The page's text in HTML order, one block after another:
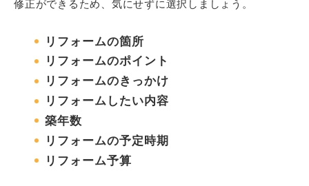
修正ができるため、気にせずに選択しましょう。
リフォームの箇所
リフォームのポイント
リフォームのきっかけ
リフォームしたい内容
築年数
リフォームの予定時期
リフォーム予算